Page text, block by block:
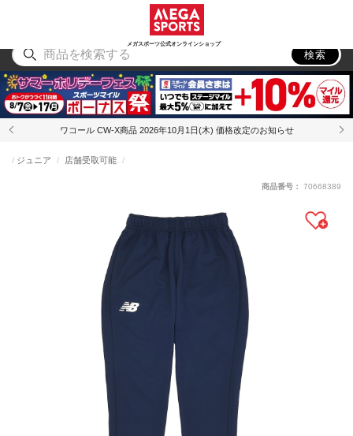
メガスポーツ公式オンラインショップ
アウトドア
検索
ワコール CW-X商品 2026年10月1日(木) 価格改定のお知らせ
ジュニア 店舗受取可能
商品番号： 70668389